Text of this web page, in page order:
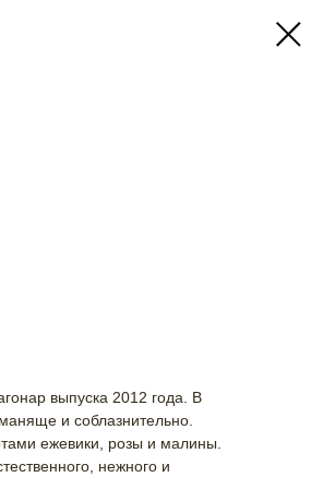
выпуска 2012 года. В
и соблазнительно.
ежевики, розы и малины.
нежного и